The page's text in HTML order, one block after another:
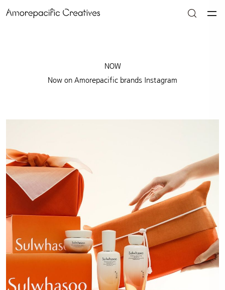
NOW
Now on Amorepacific brands Instagram